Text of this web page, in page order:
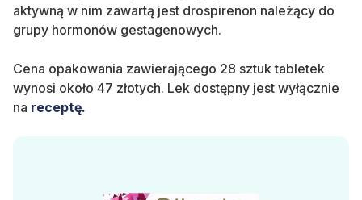
aktywną w nim zawartą jest drospirenon należący do
grupy hormonów gestagenowych.
Cena opakowania zawierającego 28 sztuk tabletek
wynosi około 47 złotych. Lek dostępny jest wyłącznie
na receptę.